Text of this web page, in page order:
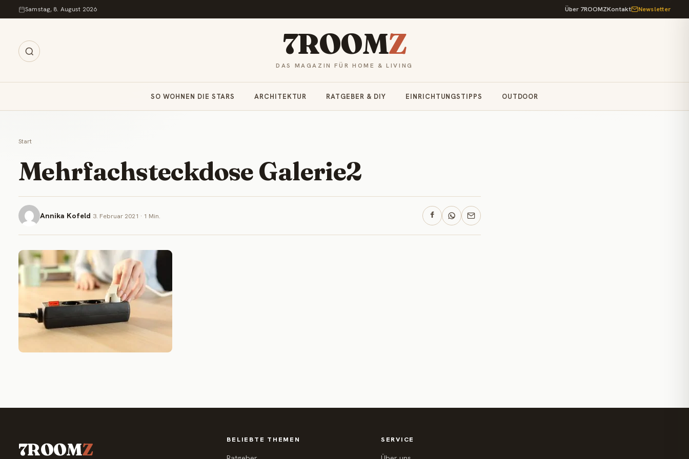
Zum Inhalt springen
Samstag, 8. August 2026 Über 7ROOMZKontakt Newsletter
7ROOMZ
DAS MAGAZIN FÜR HOME & LIVING
SO WOHNEN DIE STARS ARCHITEKTUR RATGEBER & DIY EINRICHTUNGSTIPPS OUTDOOR
Start
Mehrfachsteckdose Galerie2
Annika Kofeld 3. Februar 2021 · 1 Min.
7ROOMZ BELIEBTE THEMEN SERVICE